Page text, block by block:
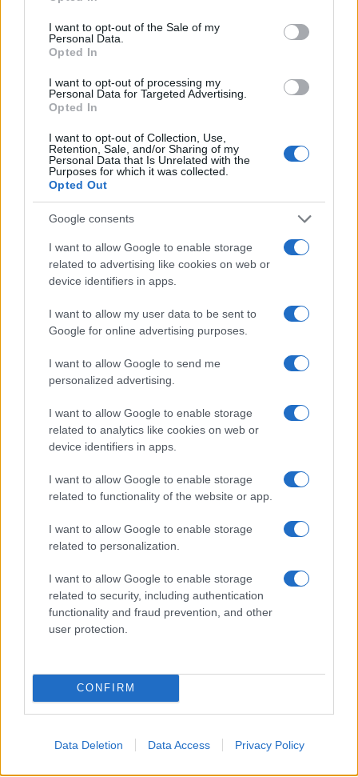
use your data for below specified purposes in below Google
consent section.
I want to opt-out of the Sale of my
Personal Data.
Opted In
I want to opt-out of processing my
Personal Data for Targeted Advertising.
Opted In
I want to opt-out of Collection, Use,
Retention, Sale, and/or Sharing of my
Personal Data that Is Unrelated with the
Purposes for which it was collected.
Opted Out
Google consents
I want to allow Google to enable storage
related to advertising like cookies on web or
device identifiers in apps.
I want to allow my user data to be sent to
Google for online advertising purposes.
I want to allow Google to send me
personalized advertising.
I want to allow Google to enable storage
related to analytics like cookies on web or
device identifiers in apps.
I want to allow Google to enable storage
related to functionality of the website or app.
I want to allow Google to enable storage
related to personalization.
I want to allow Google to enable storage
related to security, including authentication
functionality and fraud prevention, and other
user protection.
CONFIRM
Data Deletion Data Access Privacy Policy
KÉPZŐ
Ők lettek az idei Szegedi Nyári Tárlat
Botos Péter üvegszobrász kapta Kockák fekete hasábbal
című alkotásáért a 43. Szegedi Nyári Tárlat fődíját, a
Kulturális és Innovációs Minisztérium elismerését, amelyet
szombaton adtak át a kiállítás megnyitóján a Reök-
palotában.
KULTPOL
Átadták a Bonis Bona – A Nemzet
Tehetségeiért díjakat
A 2025-ös Bonis Bona – A nemzet tehetségeiért díjátadó
gálán a tehetséggondozás területének legrangosabb
kiemelkedő munkájukkal hosszú idő óta segítik a
tehetséges magyar fiatalokat.
KULTPOL
Az Oszakai Világkiállításon mutatkozott
be a Zeneakadémia és a Kodály Intézet
Csaba Gábor kulturális diplomáciáért felelős helyettes
államtitkár mellett Fekete Gyula, a Zeneakadémia
nemzetközi és tudományos rektorhelyettese, valamint Rajk
Judit, a Kodály Intézet igazgatója is előadást tartott.
Egy hét alatt 131 produkció pályázott a
Határtalan Program felhívásra
produkció jelezte részvételi szándékát. A Kárpát-medence